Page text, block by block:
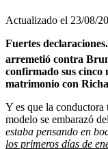
Actualizado el 23/08/
Fuertes declaraciones.
arremetió contra
confirmado sus cinco
matrimonio con
Y es que la
modelo se embarazó
estaba pensando en
los primeros días de